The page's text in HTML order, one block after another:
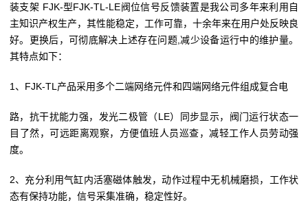
装支架 FJK-型FJK-TL-LE阀位信号反馈装置是我公司多年来利用自
主知识产权生产，其性能稳定，工作可靠，十余年来在用户处反映良
好。更换后，可彻底解决上述存在问题,减少设备运行中的维护量。
其特点如下：
1、FJK-TL产品采用多个二端网络元件和四端网络元件组成复合电
路，抗干扰能力强，发光二极管（LE）同步显示，阀门运行状态一
目了然，可远距离观察，方便值班人员巡查，减轻工作人员劳动强
度。
2、充分利用气缸内活塞磁体触发，动作过程中无机械磨损，工作状
态有保持功能，信号采集准确，稳定性好。